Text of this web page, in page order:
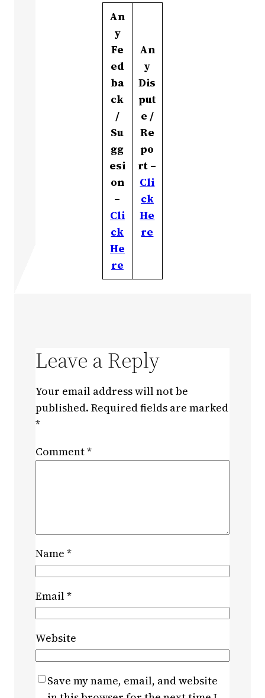
An
y
Fe
ed
ba
ck
/
Su
gg
esi
on
–
Cli
ck
He
re
An
y
Dis
put
e /
Re
po
rt –
Cli
ck
He
re
Leave a Reply
Your email address will not be
published. Required fields are marked
*
Comment*
Name *
Email*
Website
Save my name, email, and website